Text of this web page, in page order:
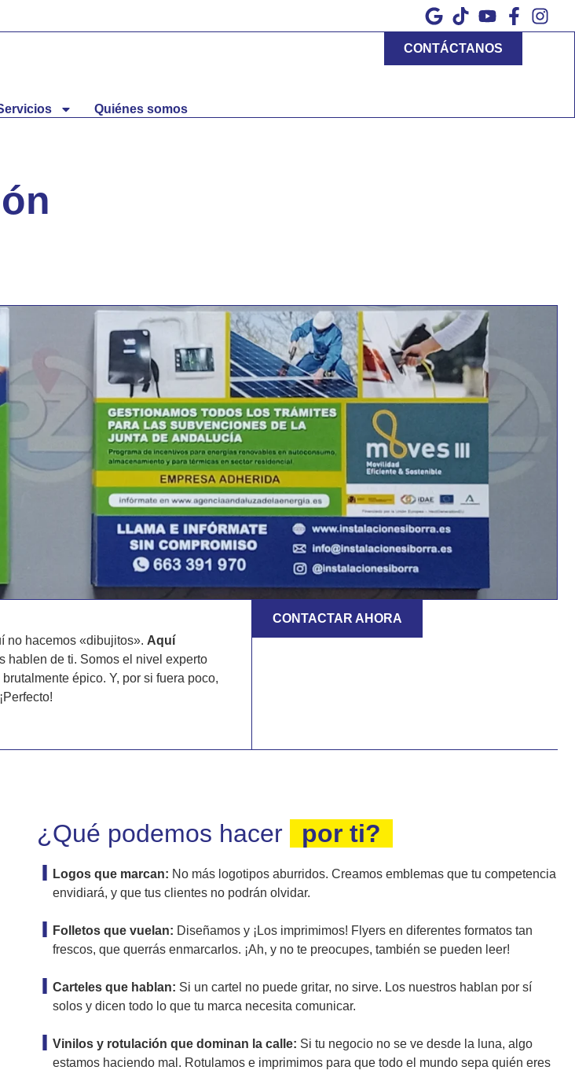
Quiénes somos
CONTÁCTANOS
no hacemos «dibujitos». Aquí
hablen de ti. Somos el nivel experto
épico. Y, por si fuera poco,
CONTACTAR AHORA
¿Qué podemos hacer por ti?
Logos que marcan: No más logotipos aburridos. Creamos emblemas que tu competencia
envidiará, y que tus clientes no podrán olvidar.
Folletos que vuelan: Diseñamos y ¡Los imprimimos! Flyers en diferentes formatos tan
frescos, que querrás enmarcarlos. ¡Ah, y no te preocupes, también se pueden leer!
Carteles que hablan: Si un cartel no puede gritar, no sirve. Los nuestros hablan por sí
solos y dicen todo lo que tu marca necesita comunicar.
Vinilos y rotulación que dominan la calle: Si tu negocio no se ve desde la luna, algo
estamos haciendo mal. Rotulamos e imprimimos para que todo el mundo sepa quién eres